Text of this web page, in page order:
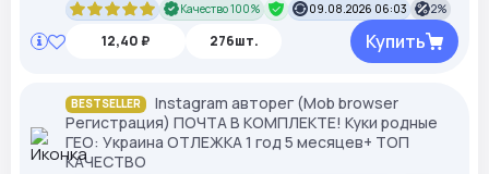
Качество 100% 09.08.2026 06:03 2%
12,40 ₽ 276шт. Купить
BESTSELLER
Instagram авторег (Mob browser
Регистрация) ПОЧТА В КОМПЛЕКТЕ! Куки родные
ГЕО: Украина ОТЛЕЖКА 1 год 5 месяцев+ ТОП
КАЧЕСТВО